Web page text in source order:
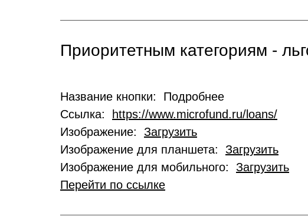
Приоритетным категориям -
Название кнопки: Подробнее
Ссылка:
https://www.microfund.ru/loans/
Изображение: Загрузить
Изображение для планшета: Загрузить
Изображение для мобильного: Загрузить
Перейти по ссылке